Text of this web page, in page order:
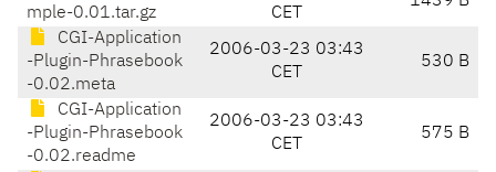
mple-0.01.tar.gz
CET
CGI-Application
-Plugin-Phrasebook
-0.02.meta
2006-03-23 03:43
CET
530 B
CGI-Application
-Plugin-Phrasebook
-0.02.readme
2006-03-23 03:43
CET
575 B